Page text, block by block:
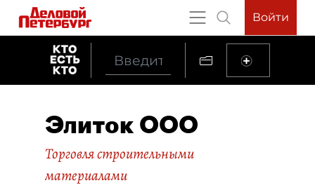
Войти
Элиток ООО
Торговля строительными
материалами